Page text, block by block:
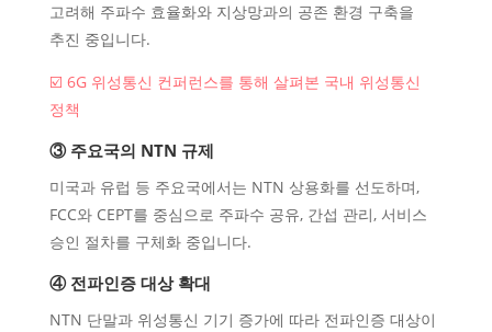
고려해 주파수 효율화와 지상망과의 공존 환경 구축을
추진 중입니다.
☑️ 6G 위성통신 컨퍼런스를 통해 살펴본 국내 위성통신
정책
③ 주요국의 NTN 규제
미국과 유럽 등 주요국에서는 NTN 상용화를 선도하며,
FCC와 CEPT를 중심으로 주파수 공유, 간섭 관리, 서비스
승인 절차를 구체화 중입니다.
④ 전파인증 대상 확대
NTN 단말과 위성통신 기기 증가에 따라 전파인증 대상이